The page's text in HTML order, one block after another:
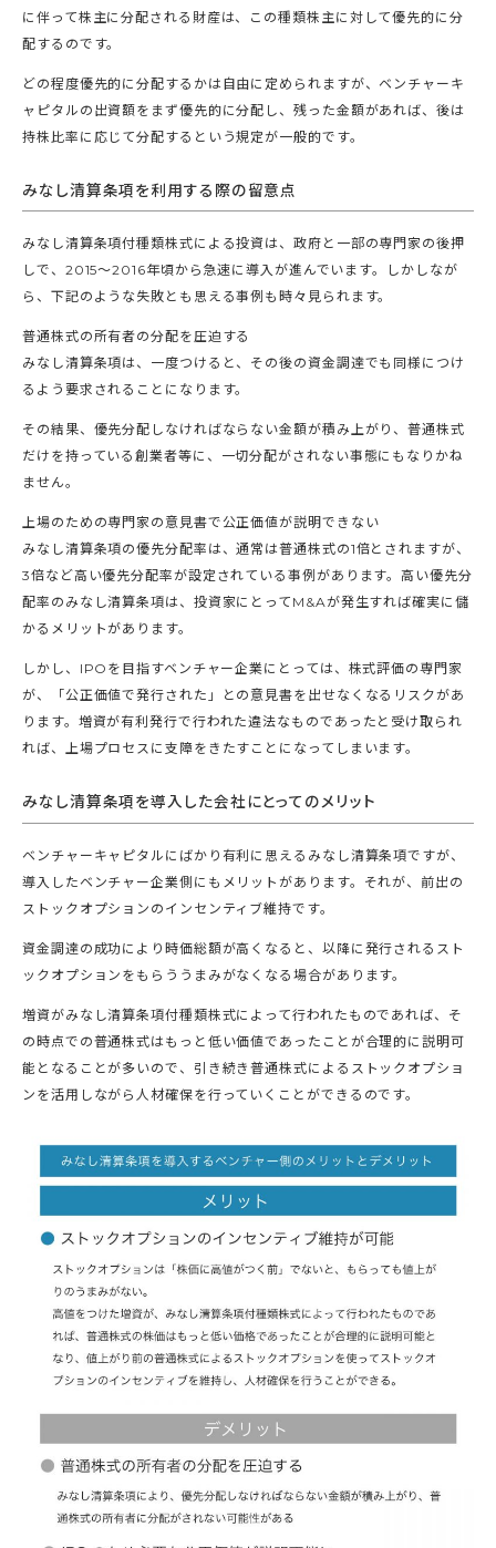
に伴って株主に分配される財産は、この種類株主に対して優先的に分
配するのです。
どの程度優先的に分配するかは自由に定められますが、ベンチャーキ
ャピタルの出資額をまず優先的に分配し、残った金額があれば、後は
持株比率に応じて分配するという規定が一般的です。
みなし清算条項を利用する際の留意点
みなし清算条項付種類株式による投資は、政府と一部の専門家の後押
しで、2015～2016年頃から急速に導入が進んでいます。しかしなが
ら、下記のような失敗とも思える事例も時々見られます。
普通株式の所有者の分配を圧迫する
みなし清算条項は、一度つけると、その後の資金調達でも同様につけ
るよう要求されることになります。
その結果、優先分配しなければならない金額が積み上がり、普通株式
だけを持っている創業者等に、一切分配がされない事態にもなりかね
ません。
上場のための専門家の意見書で公正価値が説明できない
みなし清算条項の優先分配率は、通常は普通株式の1倍とされますが、
3倍など高い優先分配率が設定されている事例があります。高い優先分
配率のみなし清算条項は、投資家にとってM&Aが発生すれば確実に儲
かるメリットがあります。
しかし、IPOを目指すベンチャー企業にとっては、株式評価の専門家
が、「公正価値で発行された」との意見書を出せなくなるリスクがあ
ります。増資が有利発行で行われた違法なものであったと受け取られ
れば、上場プロセスに支障をきたすことになってしまいます。
みなし清算条項を導入した会社にとってのメリット
ベンチャーキャピタルにばかり有利に思えるみなし清算条項ですが、
導入したベンチャー企業側にもメリットがあります。それが、前出の
ストックオプションのインセンティブ維持です。
資金調達の成功により時価総額が高くなると、以降に発行されるスト
ックオプションをもらううまみがなくなる場合があります。
増資がみなし清算条項付種類株式によって行われたものであれば、そ
の時点での普通株式はもっと低い価値であったことが合理的に説明可
能となることが多いので、引き続き普通株式によるストックオプショ
ンを活用しながら人材確保を行っていくことができるのです。